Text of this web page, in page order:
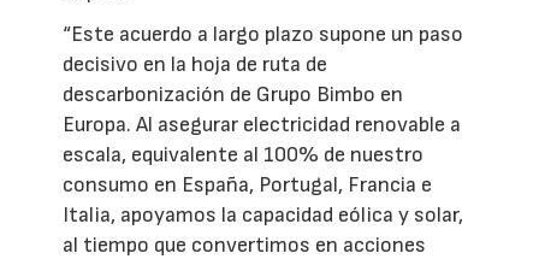
“Este acuerdo a largo plazo supone un paso
decisivo en la hoja de ruta de
descarbonización de Grupo Bimbo en
Europa. Al asegurar electricidad renovable a
escala, equivalente al 100% de nuestro
consumo en España, Portugal, Francia e
Italia, apoyamos la capacidad eólica y solar,
al tiempo que convertimos en acciones